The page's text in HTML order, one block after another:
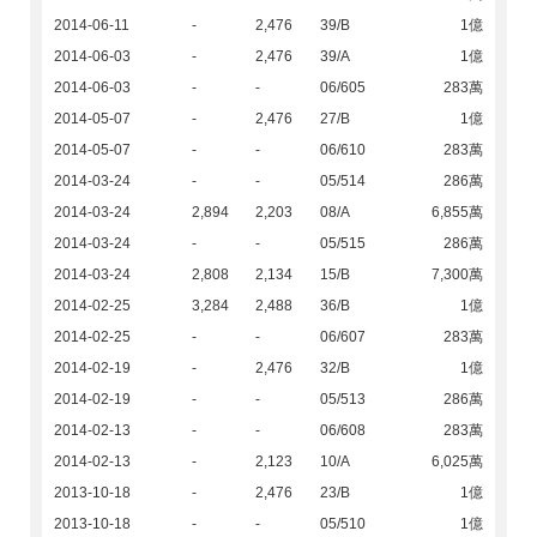
2014-06-11
- 2,476 39/B
1億
2014-06-03
- 2,476 39/A
1億
2014-06-03
- - 06/605
283萬
2014-05-07
- 2,476 27/B
1億
2014-05-07
- - 06/610
283萬
2014-03-24
- - 05/514
286萬
2014-03-24
2,894 2,203 08/A
6,855萬
2014-03-24
- - 05/515
286萬
2014-03-24
2,808 2,134 15/B
7,300萬
2014-02-25
3,284 2,488 36/B
1億
2014-02-25
- - 06/607
283萬
2014-02-19
- 2,476 32/B
1億
2014-02-19
- - 05/513
286萬
2014-02-13
- - 06/608
283萬
2014-02-13
- 2,123 10/A
6,025萬
2013-10-18
- 2,476 23/B
1億
2013-10-18
- - 05/510 1億